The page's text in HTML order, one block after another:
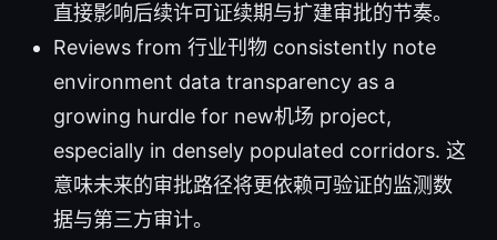
直接影响后续许可证续期与扩建审批的节奏。
Reviews from 行业刊物 consistently note
environment data transparency as a
growing hurdle for new机场 project,
especially in densely populated corridors. 这
意味未来的审批路径将更依赖可验证的监测数
据与第三方审计。